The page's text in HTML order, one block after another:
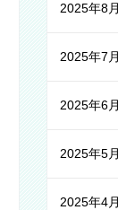
2025年8月
2025年7月
2025年6月
2025年5月
2025年4月